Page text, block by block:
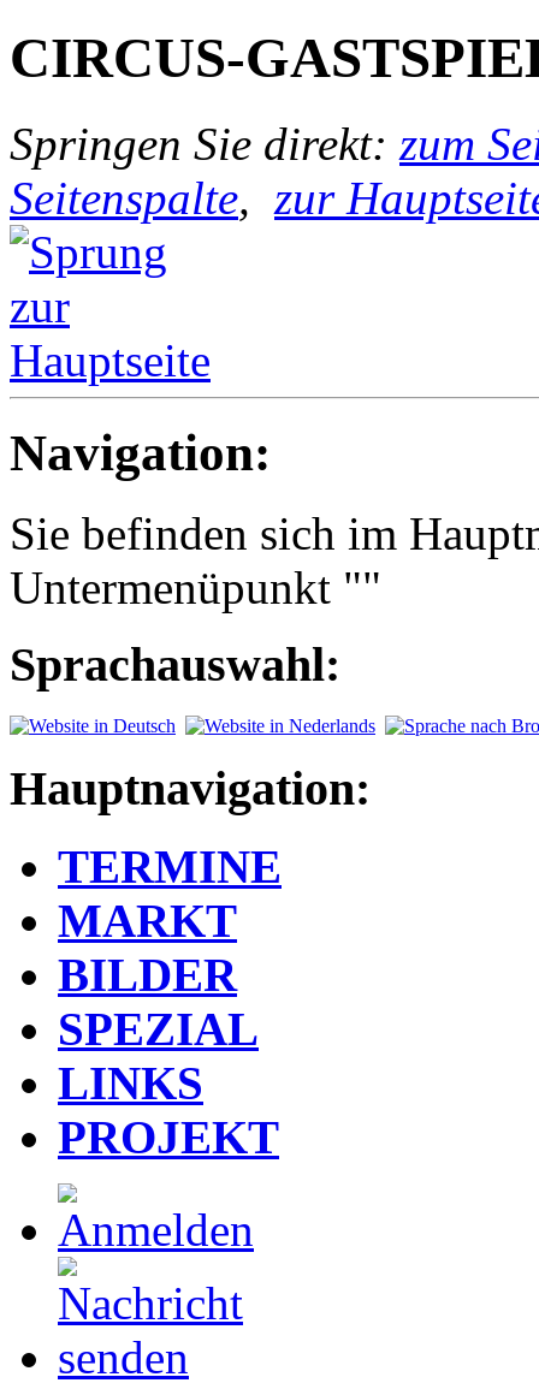
CIRCUS-
Springen Sie direkt: zum
Seitenspalte, zur
Navigation:
Sie befinden sich im
Untermenüpunkt ""
Sprachauswahl:
Hauptnavigation:
TERMINE
MARKT
BILDER
SPEZIAL
LINKS
PROJEKT